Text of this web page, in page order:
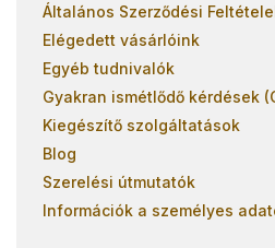
Általános Szerződési
Elégedett vásárlóink
Egyéb tudnivalók
Gyakran ismétlődő kérdések
Kiegészítő szolgáltatások
Blog
Szerelési útmutatók
Információk a személyes